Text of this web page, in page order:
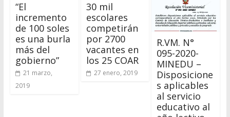
“El
incremento
de 100 soles
es una burla
más del
gobierno”
21 marzo,
2019
30 mil
escolares
competirán
por 2700
vacantes en
los 25 COAR
27 enero, 2019
R.VM. N°
095-2020-
MINEDU –
Disposicione
s aplicables
al servicio
educativo al